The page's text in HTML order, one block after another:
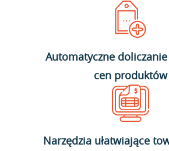
Automatyczne
cen produktów
Narzędzia ułatwiające